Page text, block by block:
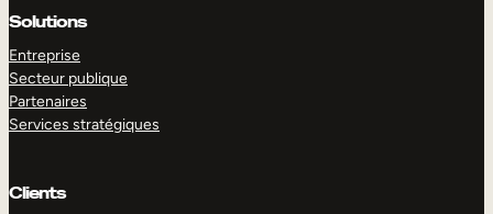
Solutions
Entreprise
Secteur publique
Partenaires
Services stratégiques
Clients